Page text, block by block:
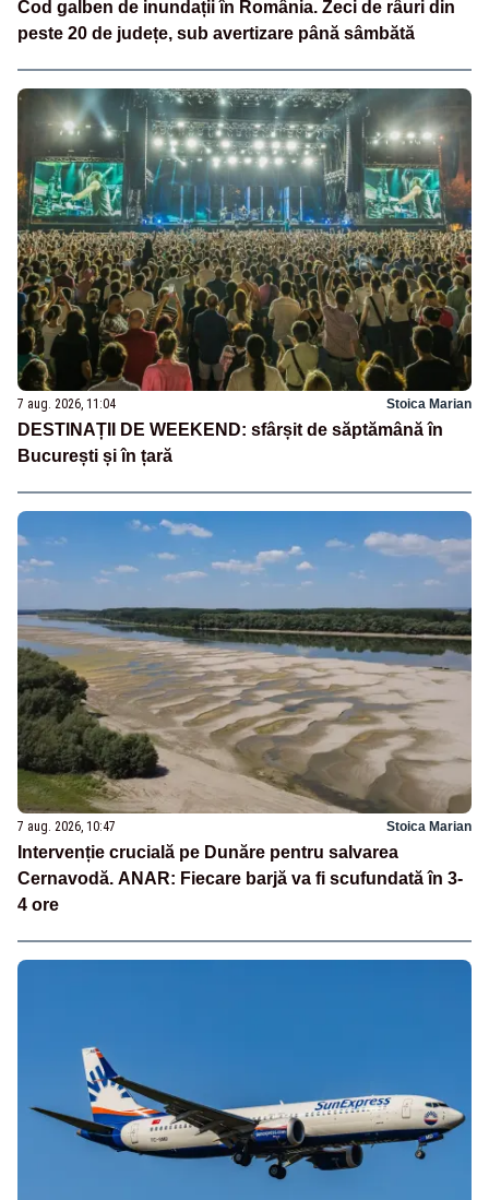
Cod galben de inundații în România. Zeci de râuri din
peste 20 de județe, sub avertizare până sâmbătă
7 aug. 2026, 11:04 Stoica Marian
DESTINAȚII DE WEEKEND: sfârșit de săptămână în
București și în țară
7 aug. 2026, 10:47 Stoica Marian
Intervenție crucială pe Dunăre pentru salvarea
Cernavodă. ANAR: Fiecare barjă va fi scufundată în 3-
4 ore